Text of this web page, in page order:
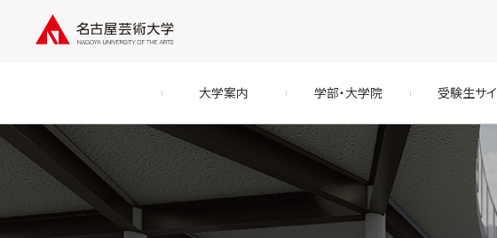
大学案内 学部・大学院 受験生サ